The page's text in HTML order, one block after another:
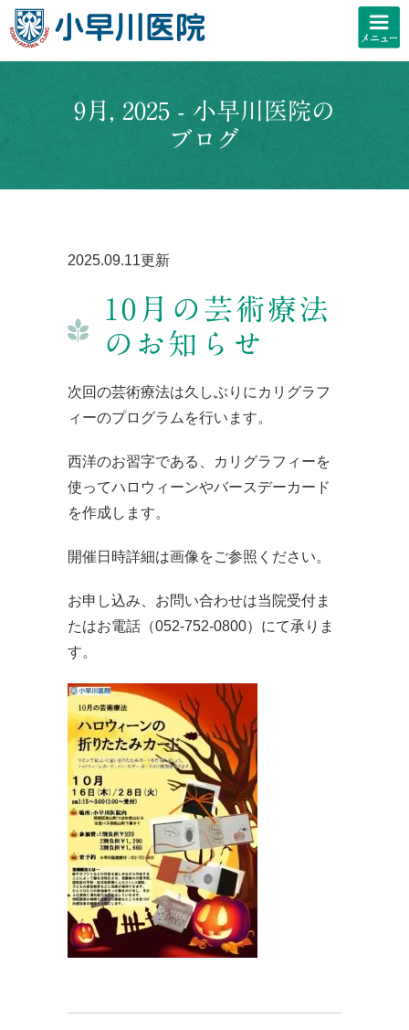
9月, 2025 - 小早川医院の
ブログ
2025.09.11更新
10月の芸術療法
のお知らせ
次回の芸術療法は久しぶりにカリグラフ
ィーのプログラムを行います。
西洋のお習字である、カリグラフィーを
使ってハロウィーンやバースデーカード
を作成します。
開催日時詳細は画像をご参照ください。
お申し込み、お問い合わせは当院受付ま
たはお電話（052-752-0800）にて承りま
す。